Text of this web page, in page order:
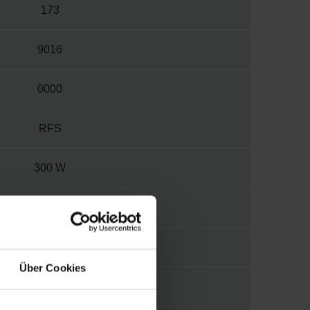
Über Cookies
173
9016
0000
RFS
300 W
2
M